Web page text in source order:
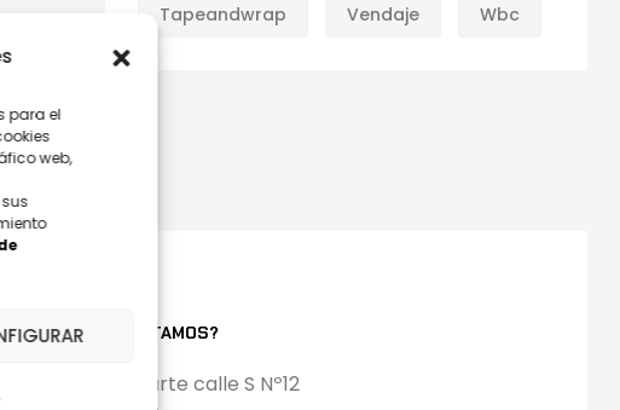
para el
web,
Tapeandwrap Vendaje Wbc
¿DONDE ESTAMOS?
Pol. Ezcabarte calle S Nº12